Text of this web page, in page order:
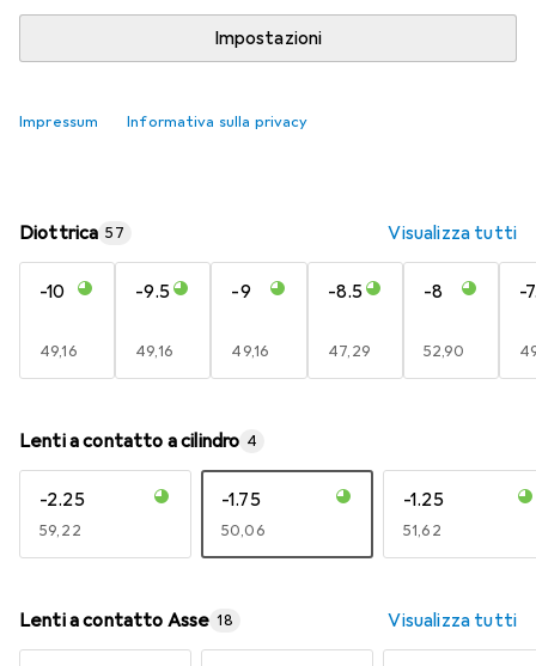
Impostazioni
Impressum Informativa sulla privacy
Aggiungi al carrello
Diottrica 57 Visualizza tutti
-10
EUR
49,16
-9.5
EUR
49,16
-9
EUR
49,16
-8.5
EUR
47,29
-8
EUR
52,90
-
Lenti a contatto a cilindro 4
-2.25
EUR
59,22
-1.75
EUR
50,06
-1.25
EUR
51,62
Lenti a contatto Asse 18 Visualizza tutti